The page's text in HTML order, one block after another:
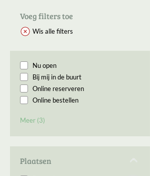
Voeg filters toe
Wis alle filters
Meer (3)
Nu open
Bij mij in de buurt
Online reserveren
Online bestellen
Binnenkort geopend
Plaatsen